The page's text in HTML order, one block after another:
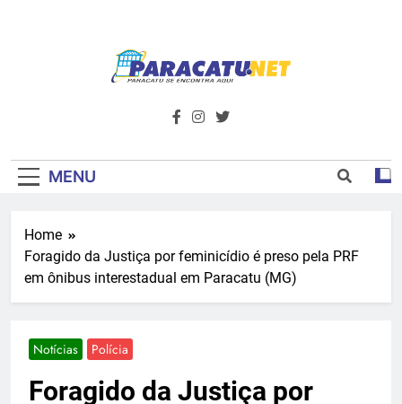
Paracatu.net –
Notícias E
Primeiro Do
Noroeste De
além de tudo sobre esportes e
MENU
Home
Foragido da Justiça por feminicídio é preso pela PRF
em ônibus interestadual em Paracatu (MG)
Notícias Polícia
Foragido da Justiça por